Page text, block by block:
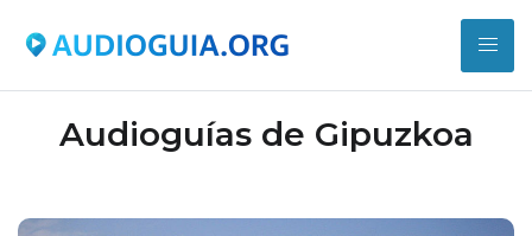
Audioguías de Gipuzkoa